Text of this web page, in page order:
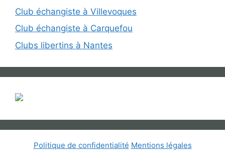
Club échangiste à Villevoques
Club échangiste à Carquefou
Clubs libertins à Nantes
Politique de confidentialité Mentions légales